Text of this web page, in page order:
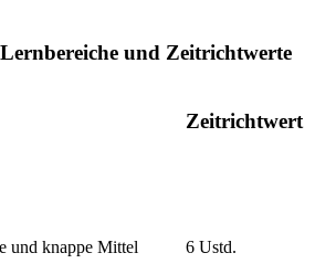
und Zeitrichtwerte
Zeitrichtwert
und knappe Mittel
6 Ustd.